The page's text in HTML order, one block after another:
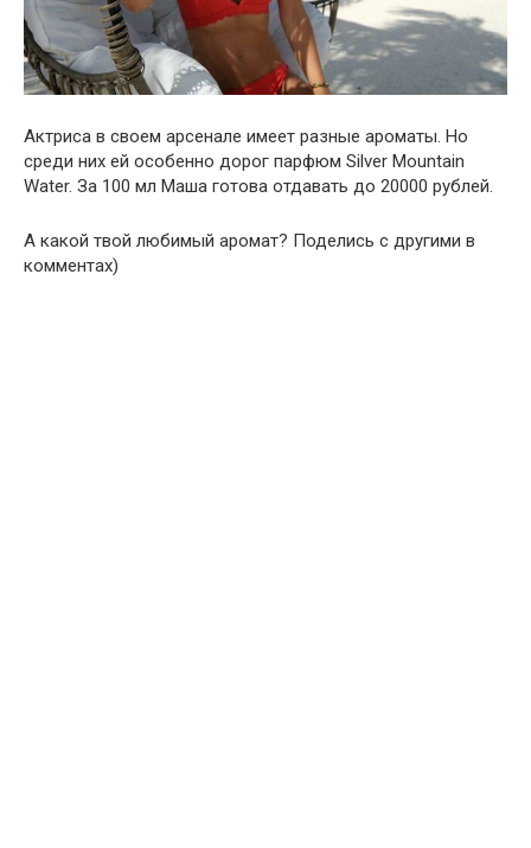
Актриса в своем арсенале имеет разные ароматы. Но
среди них ей особенно дорог парфюм Silver Mountain
Water. За 100 мл Маша готова отдавать до 20000 рублей.
А какой твой любимый аромат? Поделись с другими в
комментах)